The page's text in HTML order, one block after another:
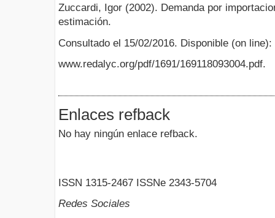
Zuccardi, Igor (2002). Demanda por
estimación.
Consultado el 15/02/2016. Disponible (on
www.redalyc.org/pdf/1691/169118093004.pdf.
Enlaces refback
No hay ningún enlace refback.
ISSN 1315-2467 ISSNe 2343-5704
Redes Sociales